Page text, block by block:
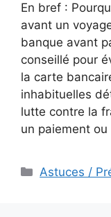
En bref :
avant un
banque avant
conseillé pour
la carte
inhabituelles
lutte contre la
un paiement
Catégories
Astuces /